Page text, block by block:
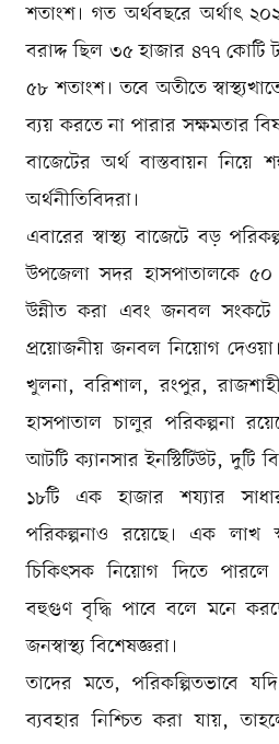
শতাংশ। গত অর্থবছরে অর্থাৎ
বরাদ্দ ছিল ৩৫ হাজার ৪৭৭ কোটি
৫৮ শতাংশ। তবে অতীতে
ব্যয় করতে না পারার সক্ষমতার
বাজেটের অর্থ বাস্তবায়ন নিয়ে
অর্থনীতিবিদরা।
এবারের স্বাস্থ্য বাজেটে বড়
উপজেলা সদর হাসপাতালকে ৫০
উন্নীত করা এবং জনবল সংকটে
প্রয়োজনীয় জনবল নিয়োগ দেওয়া।
খুলনা, বরিশাল, রংপুর,
হাসপাতাল চালুর পরিকল্পনা
আটটি ক্যানসার ইনস্টিটিউট, দুটি
১৮টি এক হাজার শয্যার
পরিকল্পনাও রয়েছে। এক লাখ
চিকিৎসক নিয়োগ দিতে পারলে
বহুগুণ বৃদ্ধি পাবে বলে মনে
জনস্বাস্থ্য বিশেষজ্ঞরা।
তাদের মতে, পরিকল্পিতভাবে
ব্যবহার নিশ্চিত করা যায়,